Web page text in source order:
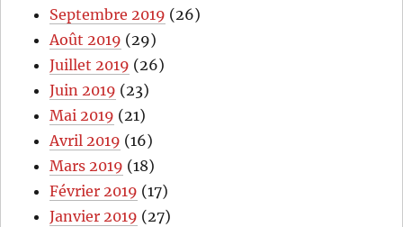
Septembre 2019 (26)
Août 2019 (29)
Juillet 2019 (26)
Juin 2019 (23)
Mai 2019 (21)
Avril 2019 (16)
Mars 2019 (18)
Février 2019 (17)
Janvier 2019 (27)